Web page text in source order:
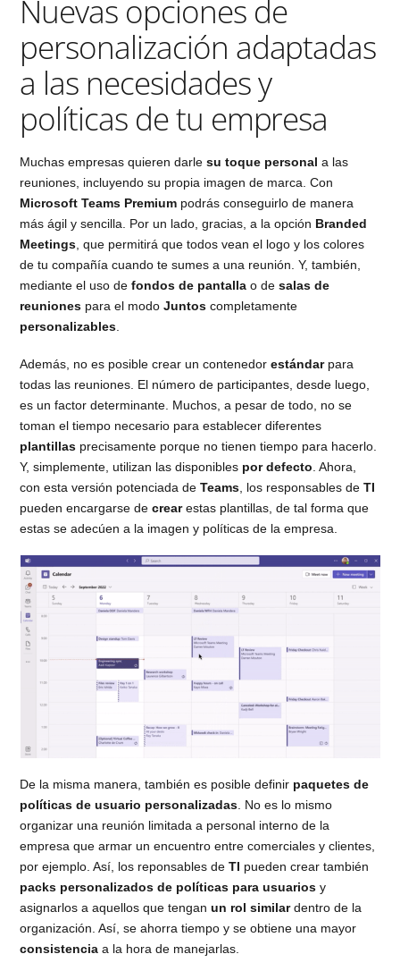
Nuevas opciones de
personalización adaptadas
a las necesidades y
políticas de tu empresa
Muchas empresas quieren darlesu toque personal a las
reuniones, incluyendo su propia imagen de marca. Con
Microsoft Teams Premium podrás conseguirlo de manera
más ágil y sencilla. Por un lado, gracias, a la opción Branded
Meetings, que permitirá que todos vean el logo y los colores
de tu compañía cuando te sumes a una reunión. Y, también,
mediante el uso defondos de pantallao desalas de
reuniones para el modoJuntos completamente
personalizables.
Además, no es posible crear un contenedorestándar para
todas las reuniones. El número de participantes, desde luego,
es un factor determinante. Muchos, a pesar de todo, no se
toman el tiempo necesario para establecer diferentes
plantillas precisamente porque no tienen tiempo para hacerlo.
Y, simplemente, utilizan las disponibles por defecto . Ahora,
con esta versión potenciada deTeams , los responsables deTI
pueden encargarse decrearestas plantillas, de tal forma que
estas se adecúen a la imagen y políticas de la empresa.
De la misma manera, también es posible definir paquetes de
políticas de usuario personalizadas . No es lo mismo
organizar una reunión limitada a personal interno de la
empresa que armar un encuentro entre comerciales y clientes,
por ejemplo. Así, los reponsables deTI pueden crear también
packs personalizados de políticas para usuariosy
asignarlos a aquellos que tenganun rol similardentro de la
organización. Así, se ahorra tiempo y se obtiene una mayor
consistencia a la hora de manejarlas.